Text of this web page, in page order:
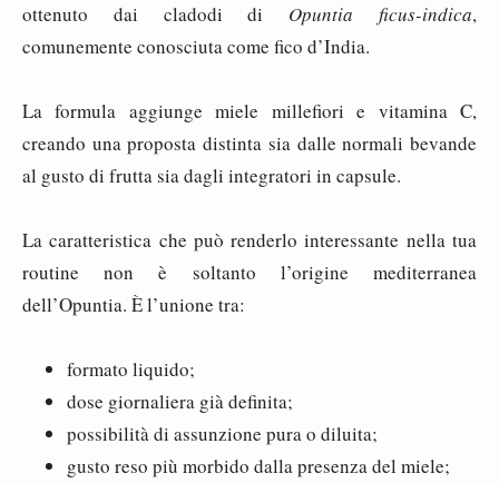
ottenuto dai cladodi di Opuntia ficus-indica,
comunemente conosciuta come fico d’India.
La formula aggiunge miele millefiori e vitamina C,
creando una proposta distinta sia dalle normali bevande
al gusto di frutta sia dagli integratori in capsule.
La caratteristica che può renderlo interessante nella tua
routine non è soltanto l’origine mediterranea
dell’Opuntia. È l’unione tra:
formato liquido;
dose giornaliera già definita;
possibilità di assunzione pura o diluita;
gusto reso più morbido dalla presenza del miele;